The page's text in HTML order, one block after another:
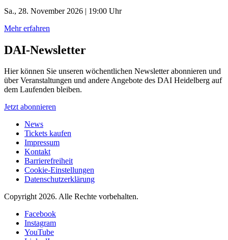
Sa., 28. November 2026 | 19:00 Uhr
Mehr erfahren
DAI-Newsletter
Hier können Sie unseren wöchentlichen Newsletter abonnieren und
über Veranstaltungen und andere Angebote des DAI Heidelberg auf
dem Laufenden bleiben.
Jetzt abonnieren
News
Tickets kaufen
Impressum
Kontakt
Barrierefreiheit
Cookie-Einstellungen
Datenschutzerklärung
Copyright 2026. Alle Rechte vorbehalten.
Facebook
Instagram
YouTube